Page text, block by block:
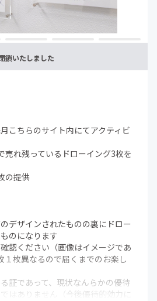
れません
鎖いたしました
こちらのサイト内にてアクティビ
売れ残っているドローイング3枚を
の提供
デザインされたものの裏にドロー
のになります
認ください（画像はイメージであ
１枚異なるので届くまでのお楽し
証であって、現状なんらかの優待
はありません（今後優待的効力に